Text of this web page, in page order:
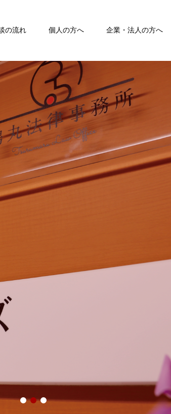
の流れ 個人の方へ 企業・法人の方へ
解決すべく、他士業との連携を強化していま